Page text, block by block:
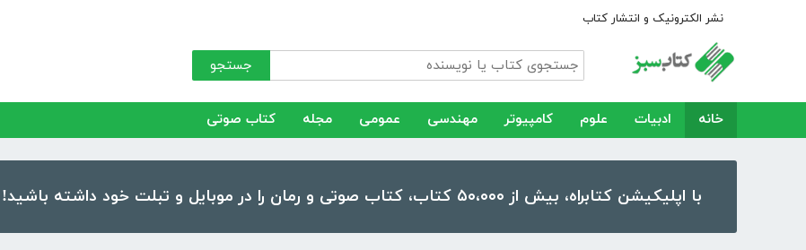
نشر الکترونیک و انتشار کتاب
جستجو
خانه ادبیات علوم کامپیوتر مهندسی عمومی مجله کتاب صوتی
با اپلیکیشن کتابراه، بیش از ۵۰،۰۰۰ کتاب، کتاب صوتی و رمان را در موبایل و تبلت خود داشته باشید!